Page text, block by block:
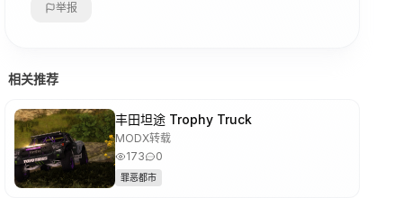
举报
相关推荐
丰田坦途 Trophy Truck
MODX转载
173
0
罪恶都市